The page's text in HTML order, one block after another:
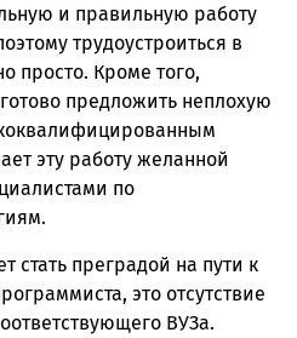
и правильную работу
трудоустроиться в
просто. Кроме того,
предложить неплохую
эту работу желанной
по
стать преградой на пути к
это отсутствие
ВУЗа.